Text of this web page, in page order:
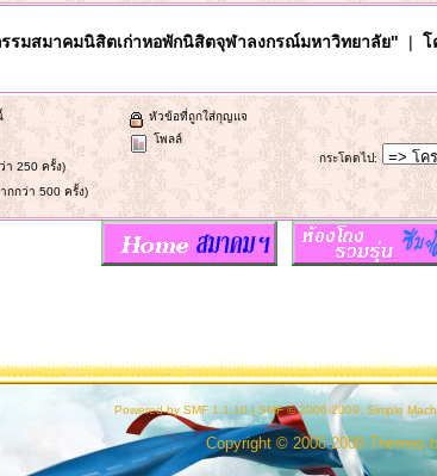
รมสมาคมนิสิตเก่าหอพักนิสิตจุฬาลงกรณ์มหาวิทยาลัย" | โ
250 ครั้ง)
กว่า 500 ครั้ง)
หัวข้อที่ถูกใส่กุญแจ
โพลล์
กระโดดไป:
Powered by SMF 1.1.10 | SMF © 2006-2009, Simple
Copyright © 2008-2009 Themes